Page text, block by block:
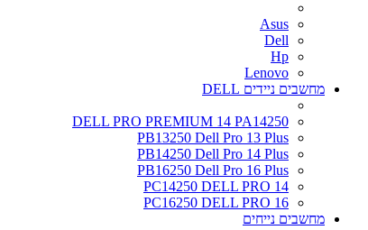
Asus
Dell
Hp
Lenovo
מחשבים ניידים DELL
DELL PRO PREMIUM 14 PA14250
PB13250 Dell Pro 13 Plus
PB14250 Dell Pro 14 Plus
PB16250 Dell Pro 16 Plus
PC14250 DELL PRO 14
PC16250 DELL PRO 16
מחשבים נייחים